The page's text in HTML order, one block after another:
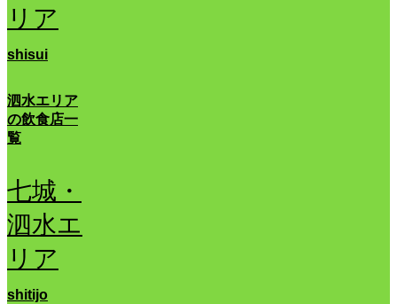
リア
shisui
泗水エリア
の飲食店一
覧
七城・
泗水エ
リア
shitijo